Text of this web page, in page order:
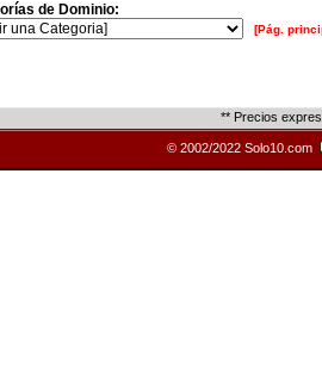
de Dominio:
[Pág.
** Precios
© 2002/2022 Solo10.com